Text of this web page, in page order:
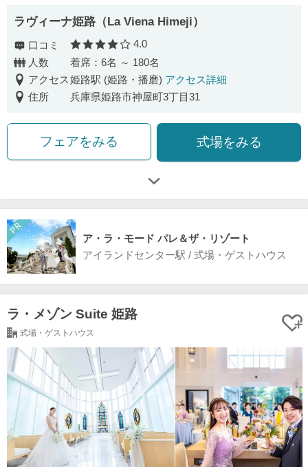
ラヴィーナ姫路（La Viena Himeji）
口コミ 口コミ評価
4.0
人数
着席：6名 ～ 180名
アクセス姫路駅 (姫路・播磨) アクセス詳細
住所
兵庫県姫路市神屋町3丁目31
フェアをみる 式場をみる
ア・ラ・モード パレ＆ザ・リゾート
アイランドセンター駅 / 式場・ゲストハウス
ラ・メゾン Suite 姫路
式場・ゲストハウス